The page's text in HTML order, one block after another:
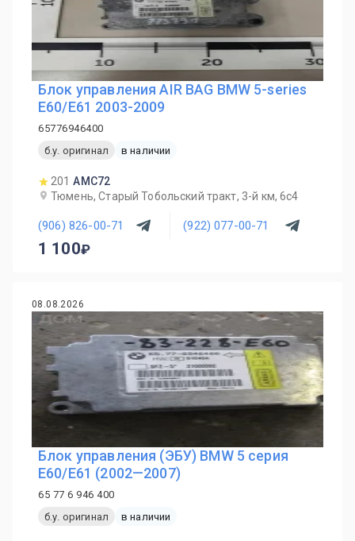
Блок управления AIR BAG BMW 5-series
E60/E61 2003-2009
65776946400
б.у. оригинал
в наличии
201 AMC72
Тюмень, Старый Тобольский тракт, 3-й км, 6с4
(906) 826-00-71 (922) 077-00-71
1 100
08.08.2026
Блок управления (ЭБУ) BMW 5 серия
E60/E61 (2002—2007)
65 77 6 946 400
б.у. оригинал
в наличии